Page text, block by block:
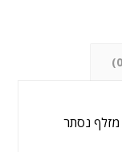
נסתר